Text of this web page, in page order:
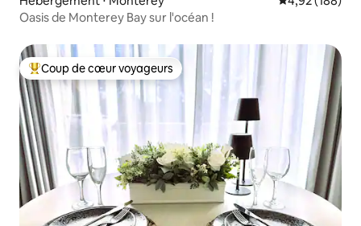
Oasis de Monterey Bay sur l'océan !
Coups de cœur voyageurs les plus appréciés
Coup de cœur voyageurs